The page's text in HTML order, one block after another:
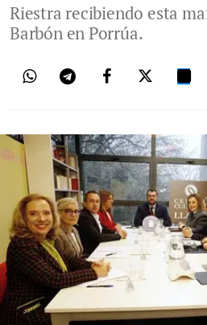
Riestra recibiendo esta
Barbón en Porrúa.